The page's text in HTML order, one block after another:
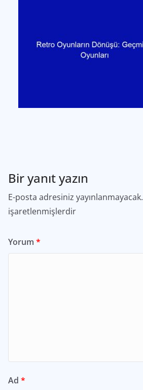
Bir yanıt yazın
E-posta adresiniz yayınlanmayacak.
işaretlenmişlerdir
Yorum *
Ad *